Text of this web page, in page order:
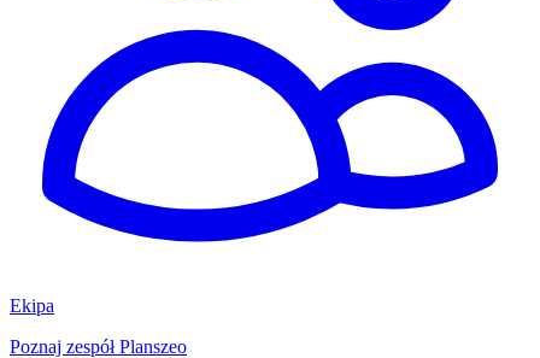
Ekipa
Poznaj zespół Planszeo